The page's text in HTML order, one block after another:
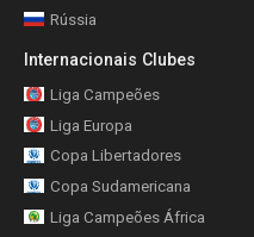
Rússia
Internacionais Clubes
Liga Campeões
Liga Europa
Copa Libertadores
Copa Sudamericana
Liga Campeões África